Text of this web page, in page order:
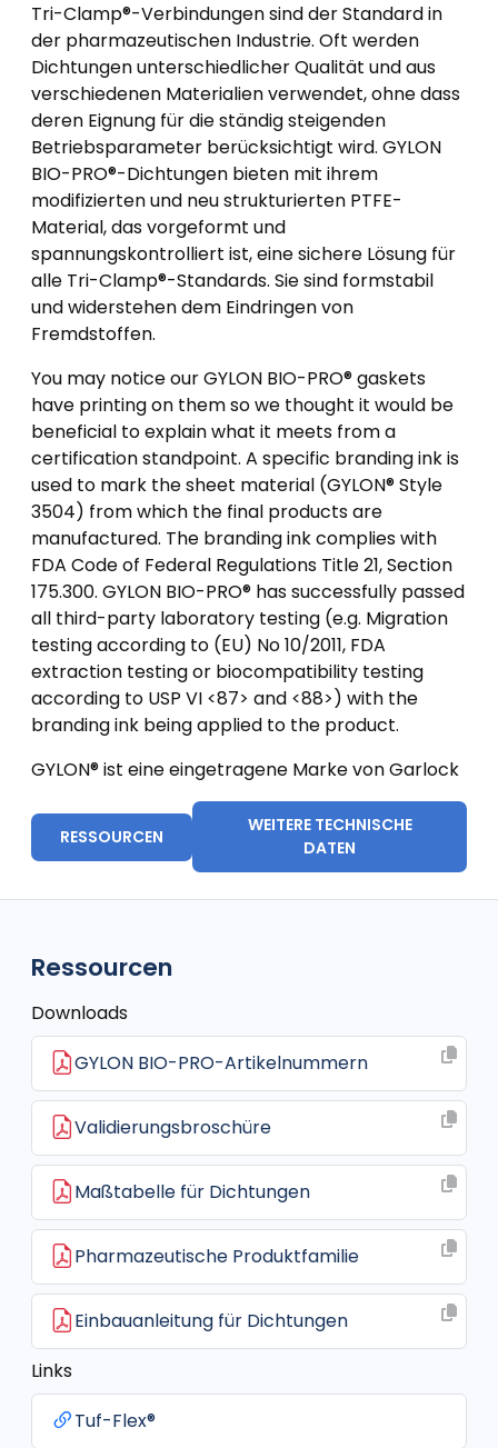
Tri-Clamp®-Verbindungen sind der Standard in
der pharmazeutischen Industrie. Oft werden
Dichtungen unterschiedlicher Qualität und aus
verschiedenen Materialien verwendet, ohne dass
deren Eignung für die ständig steigenden
Betriebsparameter berücksichtigt wird. GYLON
BIO-PRO®-Dichtungen bieten mit ihrem
modifizierten und neu strukturierten PTFE-
Material, das vorgeformt und
spannungskontrolliert ist, eine sichere Lösung für
alle Tri-Clamp®-Standards. Sie sind formstabil
und widerstehen dem Eindringen von
Fremdstoffen.
You may notice our GYLON BIO-PRO® gaskets
have printing on them so we thought it would be
beneficial to explain what it meets from a
certification standpoint. A specific branding ink is
used to mark the sheet material (GYLON® Style
3504) from which the final products are
manufactured. The branding ink complies with
FDA Code of Federal Regulations Title 21, Section
175.300. GYLON BIO-PRO® has successfully passed
all third-party laboratory testing (e.g. Migration
testing according to (EU) No 10/2011, FDA
extraction testing or biocompatibility testing
according to USP VI <87> and <88>) with the
branding ink being applied to the product.
GYLON® ist eine eingetragene Marke von Garlock
RESSOURCEN
WEITERE TECHNISCHE
DATEN
Ressourcen
Downloads
GYLON BIO-PRO-Artikelnummern
Validierungsbroschüre
Maßtabelle für Dichtungen
Pharmazeutische Produktfamilie
Einbauanleitung für Dichtungen
Links
Tuf-Flex®